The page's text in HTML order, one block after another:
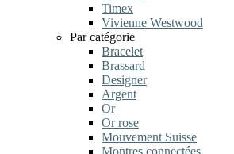
Timex
Vivienne Westwood
Par catégorie
Bracelet
Brassard
Designer
Argent
Or
Or rose
Mouvement Suisse
Montres connectées